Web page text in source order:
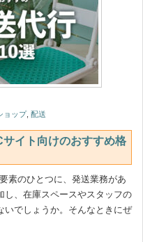
ョップ, 配送
イト向けのおすすめ格
素のひとつに、発送業務があ
し、在庫スペースやスタッフの
いでしょうか。そんなときにぜ